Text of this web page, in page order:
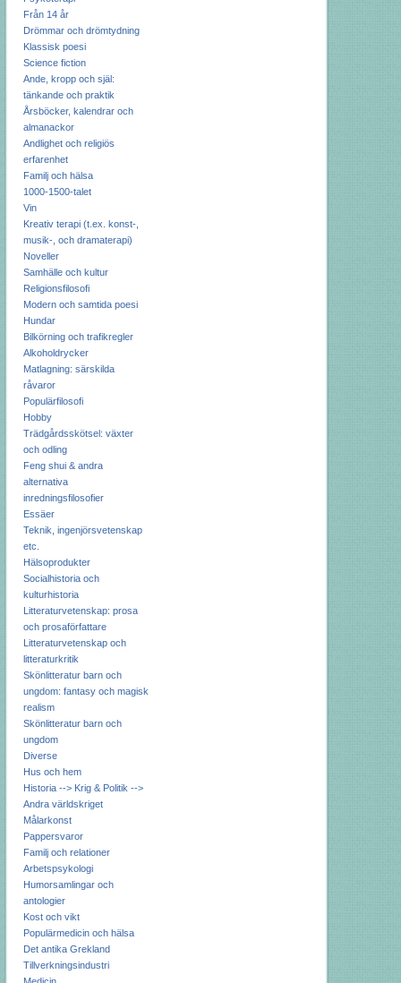
Från 14 år
Drömmar och drömtydning
Klassisk poesi
Science fiction
Ande, kropp och själ:
tänkande och praktik
Årsböcker, kalendrar och
almanackor
Andlighet och religiös
erfarenhet
Familj och hälsa
1000-1500-talet
Vin
Kreativ terapi (t.ex. konst-,
musik-, och dramaterapi)
Noveller
Samhälle och kultur
Religionsfilosofi
Modern och samtida poesi
Hundar
Bilkörning och trafikregler
Alkoholdrycker
Matlagning: särskilda
råvaror
Populärfilosofi
Hobby
Trädgårdsskötsel: växter
och odling
Feng shui & andra
alternativa
inredningsfilosofier
Essäer
Teknik, ingenjörsvetenskap
etc.
Hälsoprodukter
Socialhistoria och
kulturhistoria
Litteraturvetenskap: prosa
och prosaförfattare
Litteraturvetenskap och
litteraturkritik
Skönlitteratur barn och
ungdom: fantasy och magisk
realism
Skönlitteratur barn och
ungdom
Diverse
Hus och hem
Historia --> Krig & Politik -->
Andra världskriget
Målarkonst
Pappersvaror
Familj och relationer
Arbetspsykologi
Humorsamlingar och
antologier
Kost och vikt
Populärmedicin och hälsa
Det antika Grekland
Tillverkningsindustri